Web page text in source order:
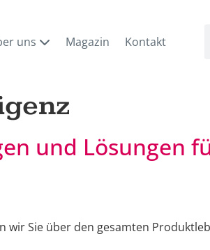
uns Magazin Kontakt
und Lösungen
Sie über den gesamten